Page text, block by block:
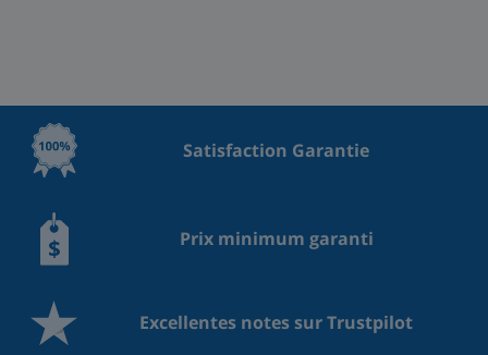
Satisfaction Garantie
Prix minimum garanti
Excellentes notes sur Trustpilot